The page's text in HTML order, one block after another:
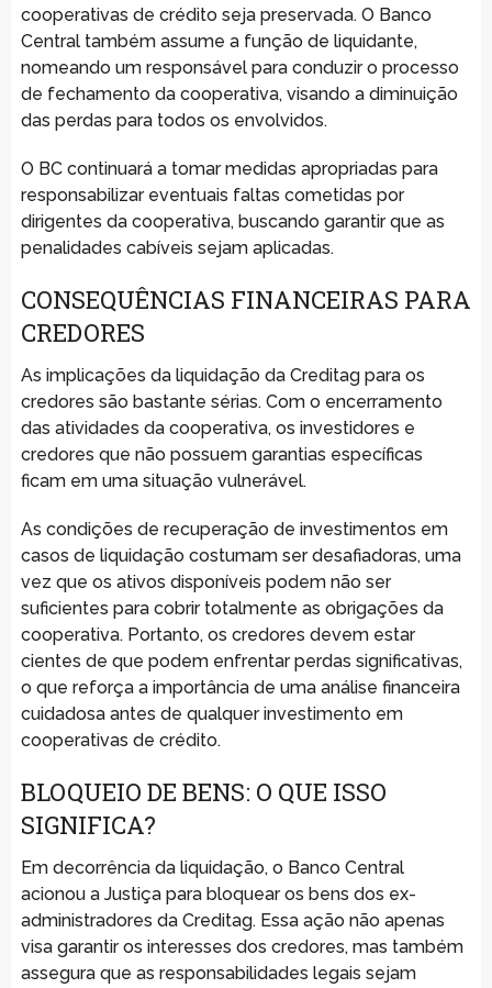
cooperativas de crédito seja preservada. O Banco
Central também assume a função de liquidante,
nomeando um responsável para conduzir o processo
de fechamento da cooperativa, visando a diminuição
das perdas para todos os envolvidos.
O BC continuará a tomar medidas apropriadas para
responsabilizar eventuais faltas cometidas por
dirigentes da cooperativa, buscando garantir que as
penalidades cabíveis sejam aplicadas.
CONSEQUÊNCIAS FINANCEIRAS PARA
CREDORES
As implicações da liquidação da Creditag para os
credores são bastante sérias. Com o encerramento
das atividades da cooperativa, os investidores e
credores que não possuem garantias específicas
ficam em uma situação vulnerável.
As condições de recuperação de investimentos em
casos de liquidação costumam ser desafiadoras, uma
vez que os ativos disponíveis podem não ser
suficientes para cobrir totalmente as obrigações da
cooperativa. Portanto, os credores devem estar
cientes de que podem enfrentar perdas significativas,
o que reforça a importância de uma análise financeira
cuidadosa antes de qualquer investimento em
cooperativas de crédito.
BLOQUEIO DE BENS: O QUE ISSO
SIGNIFICA?
Em decorrência da liquidação, o Banco Central
acionou a Justiça para bloquear os bens dos ex-
administradores da Creditag. Essa ação não apenas
visa garantir os interesses dos credores, mas também
assegura que as responsabilidades legais sejam